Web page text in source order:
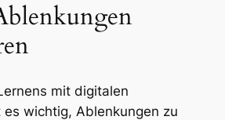
mit digitalen
es wichtig, Ablenkungen zu